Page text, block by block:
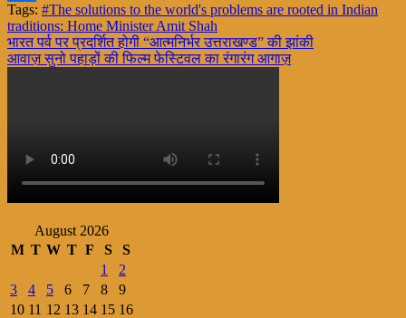
Share
Tags: #The solutions to the world's problems are rooted in Indian
traditions: Home Minister Amit Shah
Post
navigation
भारत पर्व पर प्रदर्शित होगी “आत्मनिर्भर उत्तराखण्ड” की झांकी
आवाज़ सुनो पहाड़ों की फिल्म फेस्टिवल का रंगारंग आगाज़
August 2026
M T W T F S
S
1
2
3
4 5 6 7 8
9
10 11 12 13 14 15 16